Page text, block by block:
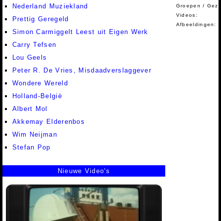
Nederland Muziekland
Prettig Geregeld
Simon Carmiggelt Leest uit Eigen Werk
Carry Tefsen
Lou Geels
Peter R. De Vries, Misdaadverslaggever
Wondere Wereld
Holland-België
Albert Mol
Akkemay Elderenbos
Wim Neijman
Stefan Pop
Groepen /
Videos:
Afbeeldingen:
Nieuwe Video's